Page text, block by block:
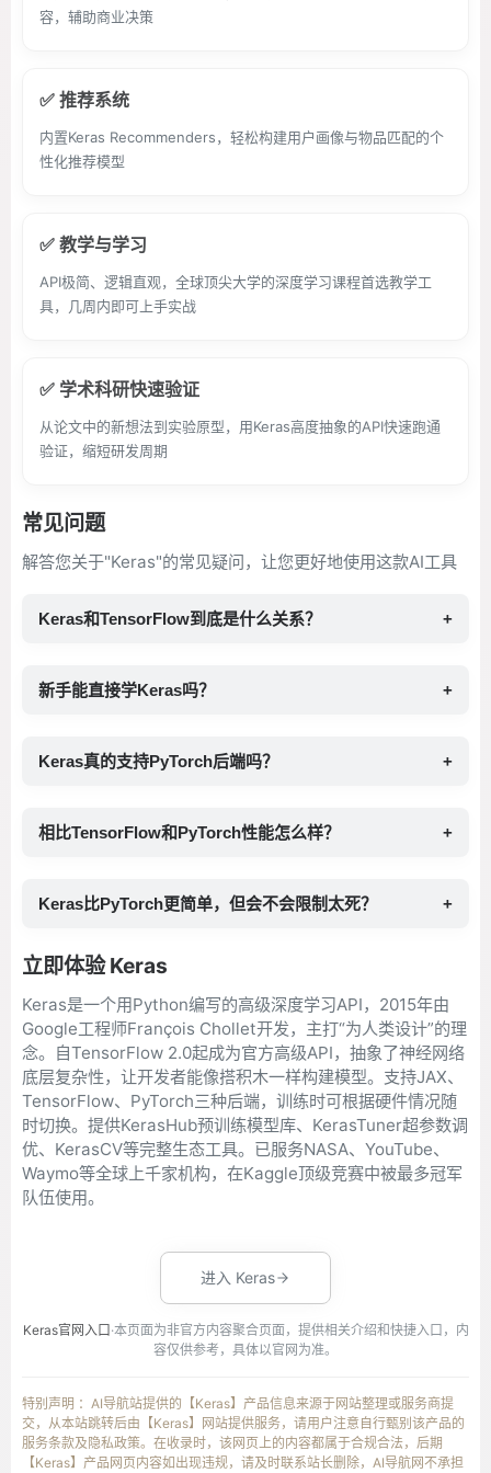
容，辅助商业决策
✅ 推荐系统
内置Keras Recommenders，轻松构建用户画像与物品匹配的个
性化推荐模型
✅ 教学与学习
API极简、逻辑直观，全球顶尖大学的深度学习课程首选教学工
具，几周内即可上手实战
✅ 学术科研快速验证
从论文中的新想法到实验原型，用Keras高度抽象的API快速跑通
验证，缩短研发周期
常见问题
解答您关于"Keras"的常见疑问，让您更好地使用这款AI工具
Keras和TensorFlow到底是什么关系？ +
新手能直接学Keras吗？ +
Keras真的支持PyTorch后端吗？ +
相比TensorFlow和PyTorch性能怎么样？ +
Keras比PyTorch更简单，但会不会限制太死？ +
立即体验 Keras
Keras是一个用Python编写的高级深度学习API，2015年由
Google工程师François Chollet开发，主打“为人类设计”的理
念。自TensorFlow 2.0起成为官方高级API，抽象了神经网络
底层复杂性，让开发者能像搭积木一样构建模型。支持JAX、
TensorFlow、PyTorch三种后端，训练时可根据硬件情况随
时切换。提供KerasHub预训练模型库、KerasTuner超参数调
优、KerasCV等完整生态工具。已服务NASA、YouTube、
Waymo等全球上千家机构，在Kaggle顶级竞赛中被最多冠军
队伍使用。
进入 Keras
Keras官网入口 ·本页面为非官方内容聚合页面，提供相关介绍和快捷入口，内
容仅供参考，具体以官网为准。
特别声明 ：AI导航站提供的【Keras】产品信息来源于网站整理或服务商提
交，从本站跳转后由【Keras】网站提供服务，请用户注意自行甄别该产品的
服务条款及隐私政策。在收录时，该网页上的内容都属于合规合法，后期
【Keras】产品网页内容如出现违规，请及时联系站长删除，AI导航网不承担